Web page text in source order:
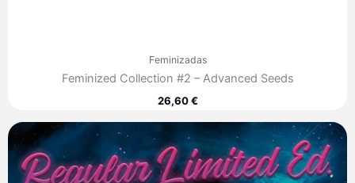
Feminizadas
Feminized Collection #2 – Advanced Seeds
26,60€